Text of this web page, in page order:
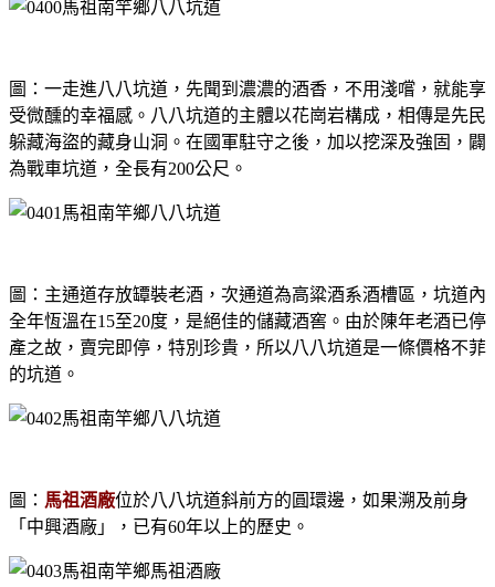
圖：一走進八八坑道，先聞到濃濃的酒香，不用淺嚐，就能享
受微醺的幸福感。八八坑道的主體以花崗岩構成，相傳是先民
躲藏海盜的藏身山洞。在國軍駐守之後，加以挖深及強固，闢
為戰車坑道，全長有200公尺。
圖：主通道存放罈裝老酒，次通道為高粱酒系酒槽區，坑道內
全年恆溫在15至20度，是絕佳的儲藏酒窖。由於陳年老酒已停
產之故，賣完即停，特別珍貴，所以八八坑道是一條價格不菲
的坑道。
圖： 馬祖酒廠位於八八坑道斜前方的圓環邊，如果溯及前身
「中興酒廠」，已有60年以上的歷史。